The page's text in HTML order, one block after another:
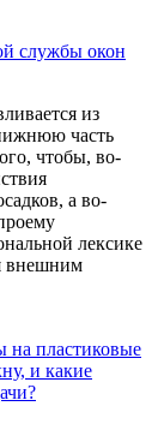
службы окон
из
часть
чтобы, во-
а во-
лексике
внешним
на пластиковые
и какие